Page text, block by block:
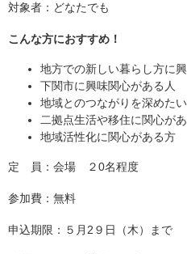
対象者：どなたでも
こんな方におすすめ！
地方での新しい暮らし方に
下関市に興味関心がある人
地域とのつながりを深めた
二拠点生活や移住に関心が
地域活性化に関心がある方
定 員：会場 ２0名程度
参加費：無料
申込期限：５月2９日（木）まで